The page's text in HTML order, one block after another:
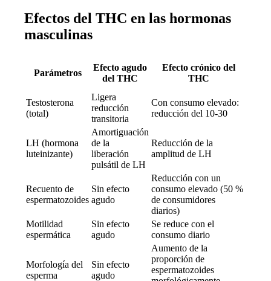
Efectos del THC en las hormonas
masculinas
Parámetros
Efecto agudo
del THC
Efecto crónico del
THC
Testosterona
(total)
Ligera
reducción
transitoria
Con consumo elevado:
reducción del 10-30
LH (hormona
luteinizante)
Amortiguación
de la
liberación
pulsátil de LH
Reducción de la
amplitud de LH
Recuento de
espermatozoides
Sin efecto
agudo
Reducción con un
consumo elevado (50 %
de consumidores
diarios)
Motilidad
espermática
Sin efecto
agudo
Se reduce con el
consumo diario
Morfología del
esperma
Sin efecto
agudo
Aumento de la
proporción de
espermatozoides